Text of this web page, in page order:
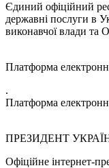
Єдиний офіційний
державні послуги в
виконавчої влади та
Платформа
.
Платформа
ПРЕЗИДЕНТ
Офіційне інтернет-